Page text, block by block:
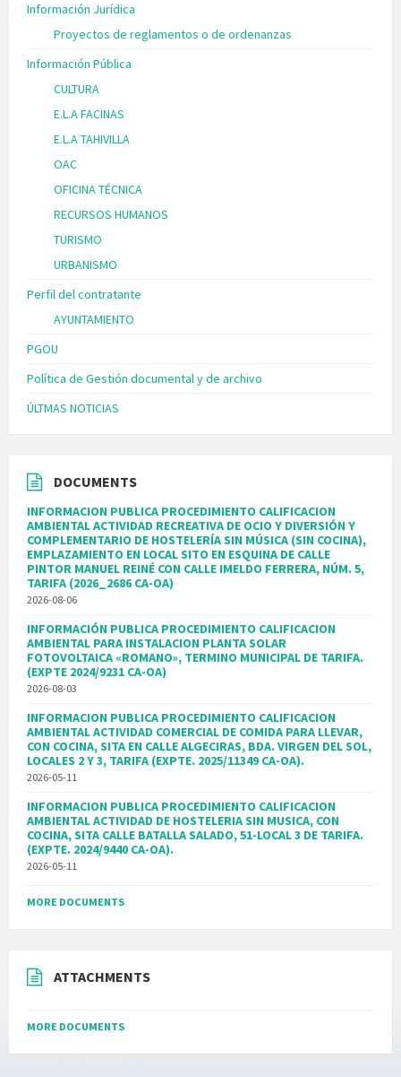
Información Jurídica
Proyectos de reglamentos o de ordenanzas
Información Pública
CULTURA
E.L.A FACINAS
E.L.A TAHIVILLA
OAC
OFICINA TÉCNICA
RECURSOS HUMANOS
TURISMO
URBANISMO
Perfil del contratante
AYUNTAMIENTO
PGOU
Política de Gestión documental y de archivo
ÚLTMAS NOTICIAS
DOCUMENTS
INFORMACION PUBLICA PROCEDIMIENTO CALIFICACION
AMBIENTAL ACTIVIDAD RECREATIVA DE OCIO Y DIVERSIÓN Y
COMPLEMENTARIO DE HOSTELERÍA SIN MÚSICA (SIN COCINA),
EMPLAZAMIENTO EN LOCAL SITO EN ESQUINA DE CALLE
PINTOR MANUEL REINÉ CON CALLE IMELDO FERRERA, NÚM. 5,
TARIFA (2026_2686 CA-OA)
2026-08-06
INFORMACIÓN PUBLICA PROCEDIMIENTO CALIFICACION
AMBIENTAL PARA INSTALACION PLANTA SOLAR
FOTOVOLTAICA «ROMANO», TERMINO MUNICIPAL DE TARIFA.
(EXPTE 2024/9231 CA-OA)
2026-08-03
INFORMACION PUBLICA PROCEDIMIENTO CALIFICACION
AMBIENTAL ACTIVIDAD COMERCIAL DE COMIDA PARA LLEVAR,
CON COCINA, SITA EN CALLE ALGECIRAS, BDA. VIRGEN DEL SOL,
LOCALES 2 Y 3, TARIFA (EXPTE. 2025/11349 CA-OA).
2026-05-11
INFORMACION PUBLICA PROCEDIMIENTO CALIFICACION
AMBIENTAL ACTIVIDAD DE HOSTELERIA SIN MUSICA, CON
COCINA, SITA CALLE BATALLA SALADO, 51-LOCAL 3 DE TARIFA.
(EXPTE. 2024/9440 CA-OA).
2026-05-11
MORE DOCUMENTS
ATTACHMENTS
MORE DOCUMENTS